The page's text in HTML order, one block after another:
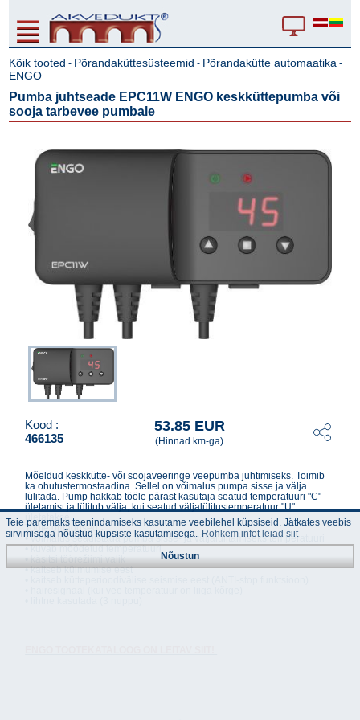
Kõik tooted - Põrandaküttesüsteemid - Põrandakütte automaatika -
ENGO
Pumba juhtseade EPC11W ENGO keskküttepumba või
sooja tarbevee pumbale
Kood :
466135
53.85 EUR
(Hinnad km-ga)
Mõeldud keskkütte- või soojaveeringe veepumba juhtimiseks. Toimib
ka ohutustermostaadina. Sellel on võimalus pumpa sisse ja välja
lülitada. Pump hakkab tööle pärast kasutaja seatud temperatuuri "C"
ületamist ja lülitub välja, kui seatud väljalülitustemperatuur "U"
ületatakse.
Toote omadused:
• võimalus seadistada pumba sisse- ja väljalülitamiseks temperatuuri
• kuvab mõõdetud temperatuuri
• käsitsi töörežiimi valik
• kaitseb külmumise eest
Teie paremaks teenindamiseks kasutame veebilehel küpsiseid. Jätkates veebis
sirvimisega nõustud küpsiste kasutamisega. Rohkem infot leiad siit
Nõustun